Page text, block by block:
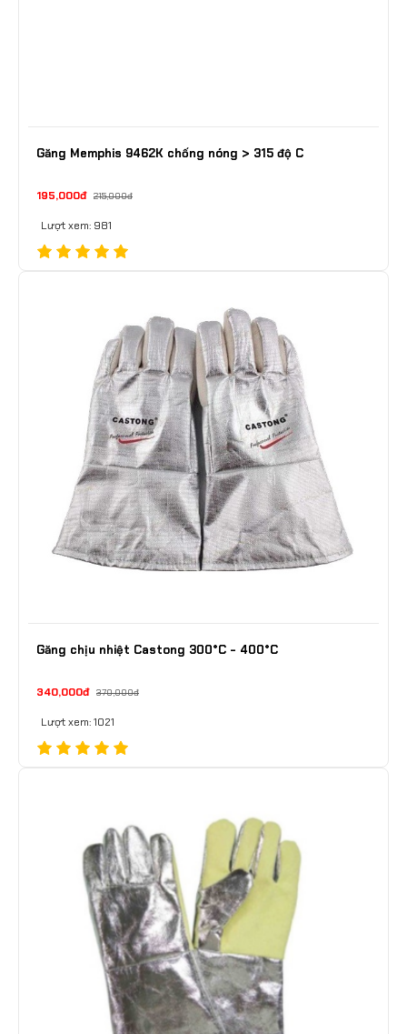
Găng Memphis 9462K chống nóng > 315 độ C
195,000đ 215,000đ
Lượt xem: 981
Găng chịu nhiệt Castong 300°C - 400°C
340,000đ 370,000đ
Lượt xem: 1021